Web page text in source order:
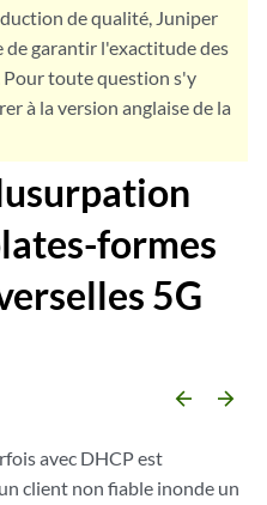
de qualité, Juniper
de garantir l'exactitude des
toute question s'y
à la version anglaise de la
formes
5G
arrow_backward arrow_forward
avec DHCP est
client non fiable inonde un